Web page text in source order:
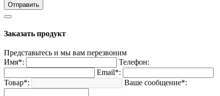
Отправить
Заказать продукт
Представьтесь и мы вам перезвоним
Имя*:
Телефон:
Email*:
Товар*:
Ваше сообщение*: